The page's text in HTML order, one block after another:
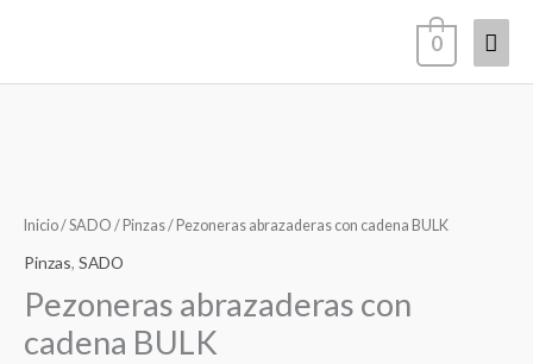
0
Inicio/SADO / Pinzas/ Pezoneras abrazaderas con cadena BULK
Pinzas, SADO
Pezoneras abrazaderas con
cadena BULK
con
cadena
cantidad